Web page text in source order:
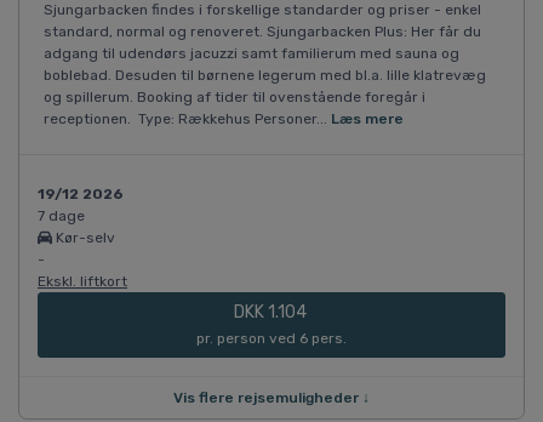
Sjungarbacken findes i forskellige standarder og priser - enkel
standard, normal og renoveret. Sjungarbacken Plus: Her får du
adgang til udendørs jacuzzi samt familierum med sauna og
boblebad. Desuden til børnene legerum med bl.a. lille klatrevæg
og spillerum. Booking af tider til ovenstående foregår i
receptionen. Type: Rækkehus Personer... Læs mere
19/12 2026
7 dage
Kør-selv
-
Ekskl. liftkort
DKK 1.104
pr. person ved 6 pers.
Vis flere rejsemuligheder ↓